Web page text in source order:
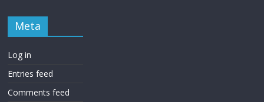
Meta
Log in
Entries feed
Comments feed